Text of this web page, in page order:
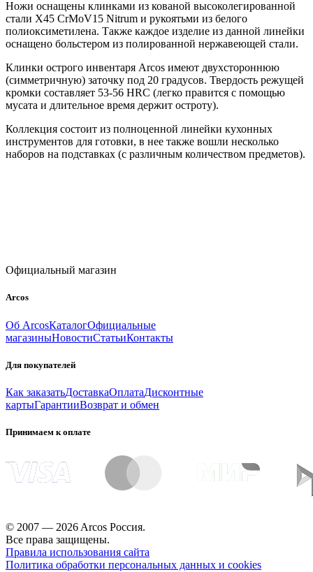
Ножи оснащены клинками из кованой высоколегированной
стали X45 CrMoV15 Nitrum и рукоятьми из белого
полиоксиметилена. Также каждое изделие из данной линейки
оснащено больстером из полированной нержавеющей стали.
Клинки острого инвентаря Arcos имеют двухстороннюю
(симметричную) заточку под 20 градусов. Твердость режущей
кромки составляет 53-56 HRC (легко правится с помощью
мусата и длительное время держит остроту).
Коллекция состоит из полноценной линейки кухонных
инструментов для готовки, в нее также вошли несколько
наборов на подставках (с различным количеством предметов).
Официальный магазин
Arcos
Об ArcosКаталогОфициальные
магазиныНовостиСтатьиКонтакты
Для покупателей
Как заказатьДоставкаОплатаДисконтные
картыГарантииВозврат и обмен
Принимаем к оплате
© 2007 — 2026 Arcos Россия.
Все права защищены.
Правила использования сайта
Политика обработки персональных данных и cookies